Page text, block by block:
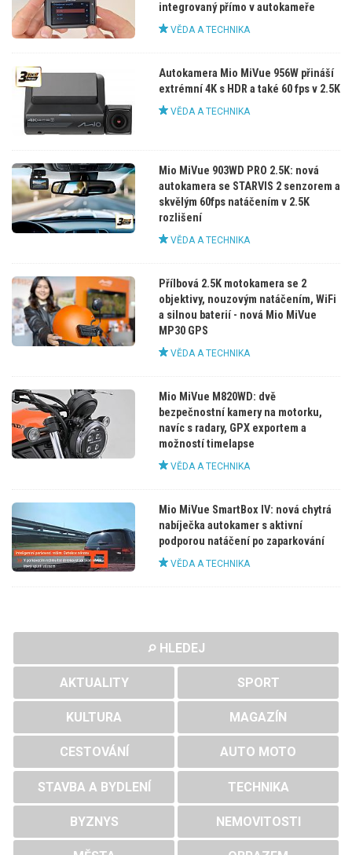
integrovaný přímo v autokameře
VĚDA A TECHNIKA
Autokamera Mio MiVue 956W přináší
extrémní 4K s HDR a také 60 fps v 2.5K
VĚDA A TECHNIKA
Mio MiVue 903WD PRO 2.5K: nová
autokamera se STARVIS 2 senzorem a
skvělým 60fps natáčením v 2.5K
rozlišení
VĚDA A TECHNIKA
Přílbová 2.5K motokamera se 2
objektivy, nouzovým natáčením, WiFi
a silnou baterií - nová Mio MiVue
MP30 GPS
VĚDA A TECHNIKA
Mio MiVue M820WD: dvě
bezpečnostní kamery na motorku,
navíc s radary, GPX exportem a
možností timelapse
VĚDA A TECHNIKA
Mio MiVue SmartBox IV: nová chytrá
nabíječka autokamer s aktivní
podporou natáčení po zaparkování
VĚDA A TECHNIKA
HLEDEJ
AKTUALITY SPORT
KULTURA MAGAZÍN
CESTOVÁNÍ AUTO MOTO
STAVBA A BYDLENÍ TECHNIKA
BYZNYS NEMOVITOSTI